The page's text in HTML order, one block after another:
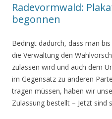
Radevormwald:
begonnen
Bedingt dadurch, dass man
die Verwaltung den
zulassen wird und auch dem
im Gegensatz zu anderen
tragen müssen, haben wir
Zulassung bestellt – Jetzt sind